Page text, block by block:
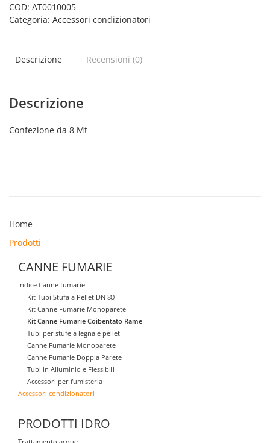
BARRA
DA
75x110
quantità
COD: AT0010005
Categoria: Accessori condizionatori
Descrizione Recensioni (0)
Descrizione
Confezione da 8 Mt
Home
Prodotti
CANNE FUMARIE
Indice Canne fumarie
Kit Tubi Stufa a Pellet DN 80
Kit Canne Fumarie Monoparete
Kit Canne Fumarie Coibentato Rame
Tubi per stufe a legna e pellet
Canne Fumarie Monoparete
Canne Fumarie Doppia Parete
Tubi in Alluminio e Flessibili
Accessori per fumisteria
Accessori condizionatori
PRODOTTI IDRO